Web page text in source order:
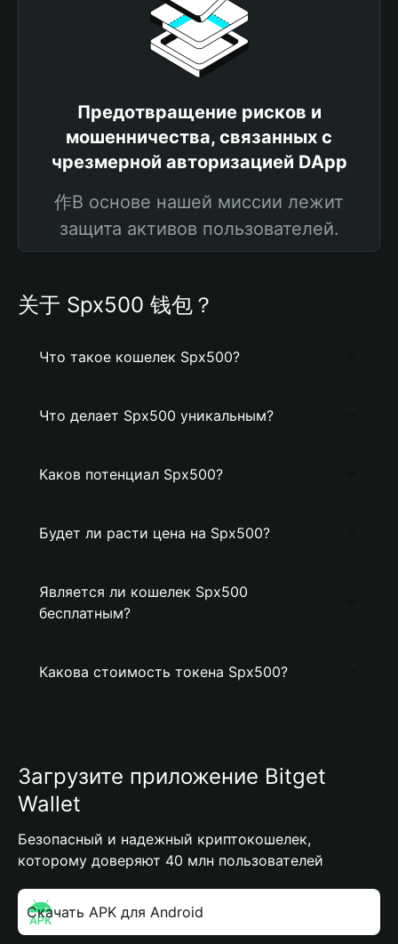
Предотвращение рисков и
мошенничества, связанных с
чрезмерной авторизацией DApp
作В основе нашей миссии лежит
защита активов пользователей.
关于 Spx500 钱包？
Что такое кошелек Spx500?
Что делает Spx500 уникальным?
Каков потенциал Spx500?
Будет ли расти цена на Spx500?
Является ли кошелек Spx500
бесплатным?
Какова стоимость токена Spx500?
Загрузите приложение Bitget
Wallet
Безопасный и надежный криптокошелек,
которому доверяют 40 млн пользователей
Скачать APK для Android